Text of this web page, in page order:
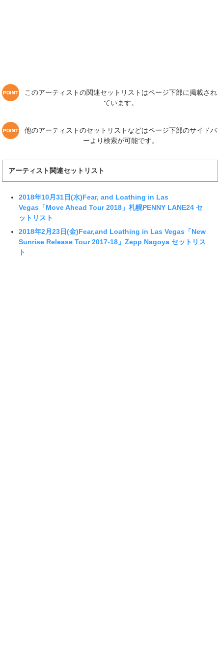
このアーティストの関連セットリストはページ下部に掲載され
ています。
他のアーティストのセットリストなどはページ下部のサイドバ
ーより検索が可能です。
アーティスト関連セットリスト
2018年10月31日(水)Fear, and Loathing in Las
Vegas「Move Ahead Tour 2018」札幌PENNY LANE24 セ
ットリスト
2018年2月23日(金)Fear,and Loathing in Las Vegas「New
Sunrise Release Tour 2017-18」Zepp Nagoya セットリス
ト